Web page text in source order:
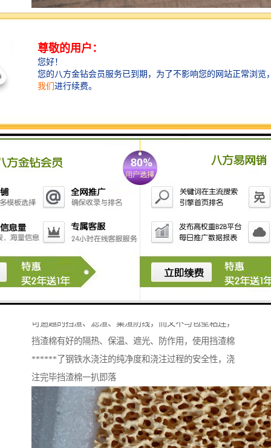
铸造挡渣棉，也称挡渣棉，挡脏棉，学名陶瓷纤维毯，
陶盾毯。铸造浇注时挡渣棉始终在浇包口处形成一条不
可逾越的挡渣、滤渣、集渣防线，而又不与包壁粘连，
挡渣棉有好的隔热、保温、遮光、防作用，使用挡渣棉
******了钢铁水浇注的纯净度和浇注过程的安全性，浇
注完毕挡渣棉一扒即落